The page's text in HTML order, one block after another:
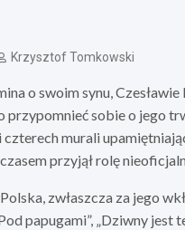
Krzysztof Tomkowski
o swoim synu,
przypomnieć sobie o jego
czterech murali
przyjął rolę
Polska, zwłaszcza za jego
papugami”, „Dziwny jest